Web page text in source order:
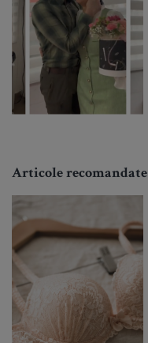
Articole recomandate